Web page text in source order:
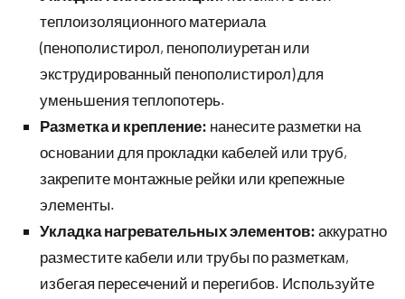
теплоизоляционного материала
(пенополистирол, пенополиуретан или
экструдированный пенополистирол) для
уменьшения теплопотерь.
Разметка и крепление: нанесите разметки на
основании для прокладки кабелей или труб,
закрепите монтажные рейки или крепежные
элементы.
Укладка нагревательных элементов: аккуратно
разместите кабели или трубы по разметкам,
избегая пересечений и перегибов. Используйте